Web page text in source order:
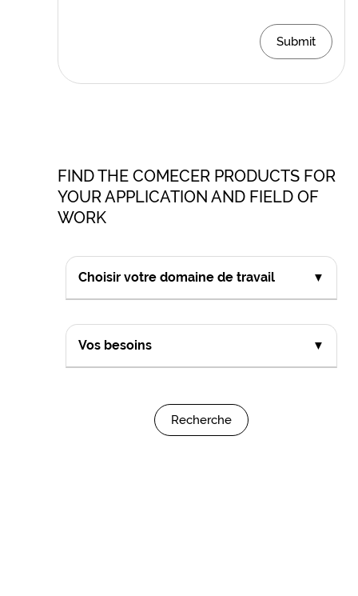
Submit
FIND THE COMECER PRODUCTS FOR
YOUR APPLICATION AND FIELD OF
WORK
Choisir votre domaine de travail ▼
Vos besoins ▼